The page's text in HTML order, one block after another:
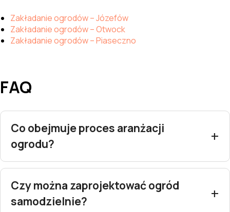
Zakładanie ogrodów – Józefów
Zakładanie ogrodów – Otwock
Zakładanie ogrodów – Piaseczno
FAQ
Co obejmuje proces aranżacji
ogrodu?
Czy można zaprojektować ogród
samodzielnie?